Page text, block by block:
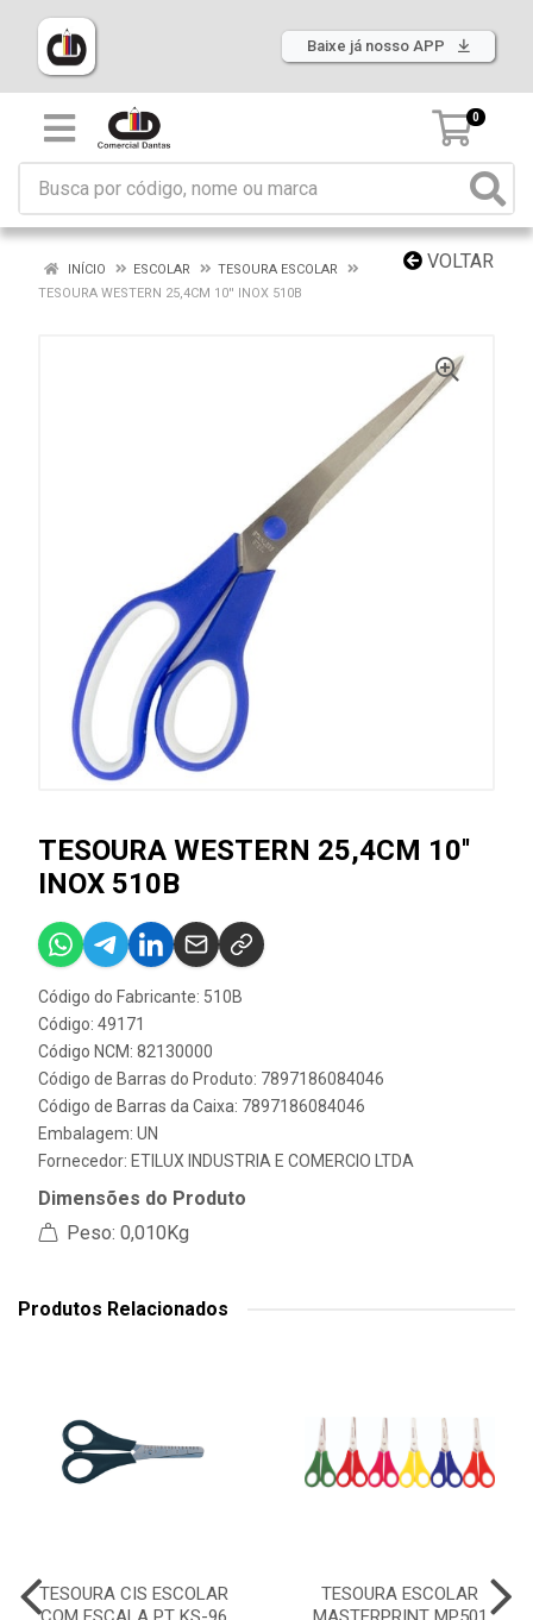
Baixe já nosso APP
0
VOLTAR
INÍCIO ESCOLAR
TESOURA ESCOLAR
TESOURA WESTERN 25,4CM 10'' INOX 510B
TESOURA WESTERN 25,4CM 10''
INOX 510B
Código do Fabricante: 510B
Código: 49171
Código NCM: 82130000
Código de Barras do Produto: 7897186084046
Código de Barras da Caixa: 7897186084046
Embalagem: UN
Fornecedor: ETILUX INDUSTRIA E COMERCIO LTDA
Dimensões do Produto
Peso: 0,010Kg
Produtos Relacionados
TESOURA CIS ESCOLAR
TESOURA ESCOLAR